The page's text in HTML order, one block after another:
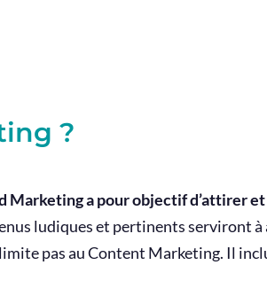
?
Marketing a pour objectif d’attirer
ludiques et pertinents serviront
pas au Content Marketing. Il